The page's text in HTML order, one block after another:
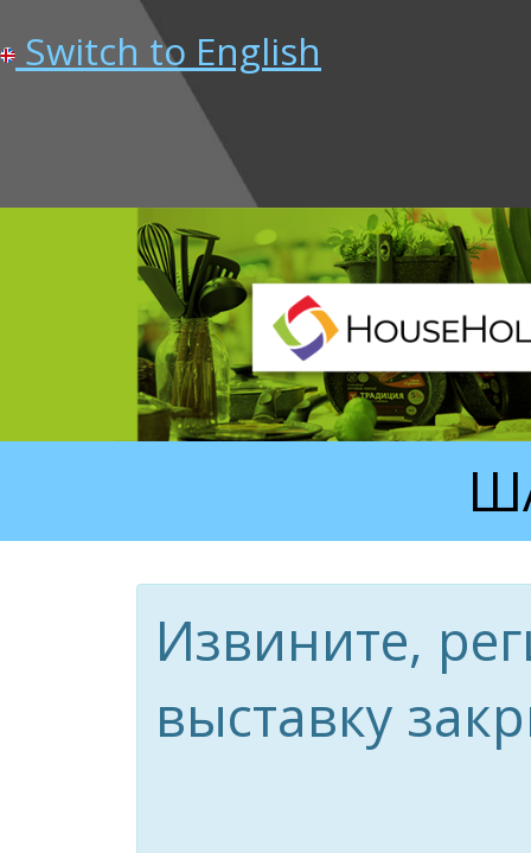
Switch to English
Извините,
выставку